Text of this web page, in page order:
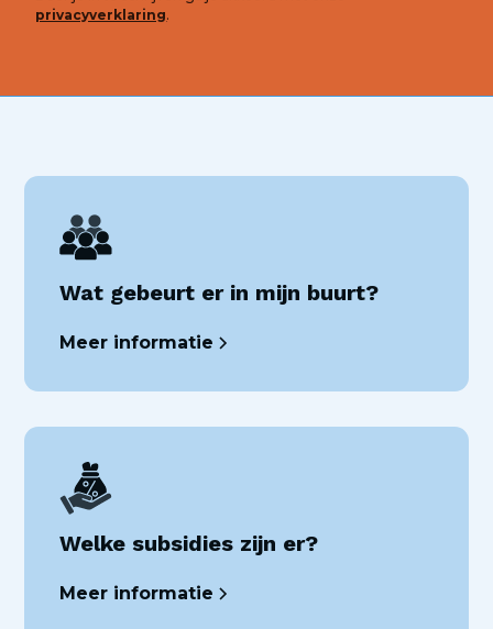
privacyverklaring.
Wat gebeurt er in mijn buurt?
Meer informatie
Welke subsidies zijn er?
Meer informatie